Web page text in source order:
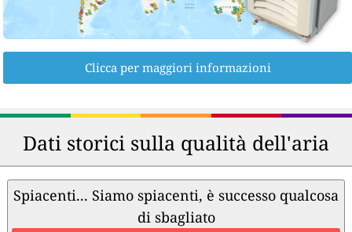
Clicca per maggiori informazioni
Dati storici sulla qualità dell'aria
Spiacenti... Siamo spiacenti, è successo qualcosa
di sbagliato